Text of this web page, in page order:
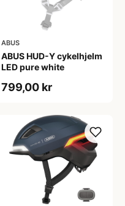
ABUS
ABUS HUD-Y cykelhjelm
LED pure white
799,00 kr